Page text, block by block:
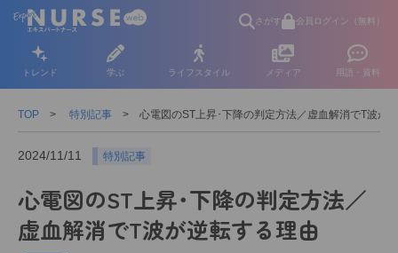
さがす 会員ログイン（無料）
トレンド 学ぶ ライフスタイル メディア 用語・資料
TOP 特別記事 心電図のST上昇･下降の判定方法／虚血解消でT波が
2024/11/11 特別記事
心電図のST上昇･下降の判定方法／
虚血解消でT波が逆転する理由